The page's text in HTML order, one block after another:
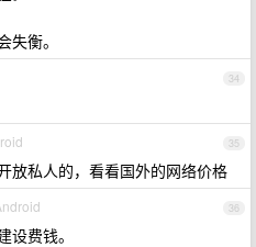
衡。
34
35
放私人的，看看国外的网络价格
36
设费钱。